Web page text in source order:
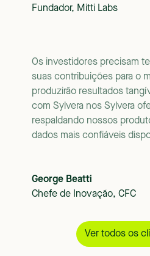
Fundador, Mitti Labs
Os investidores precisam
suas contribuições para o
produzirão resultados
com Sylvera nos Sylvera
respaldando nossos
dados mais confiáveis
George Beatti
Chefe de Inovação, CFC
Ver todos os